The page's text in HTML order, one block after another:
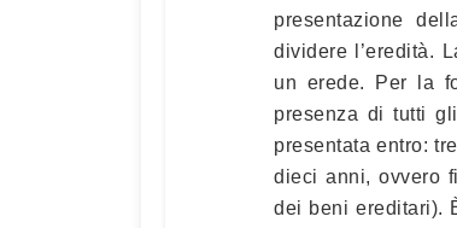
presentazione
dividere l’eredità.
un erede. Per la
presenza di tutti
presentata entro:
dieci anni, ovvero
dei beni ereditari).